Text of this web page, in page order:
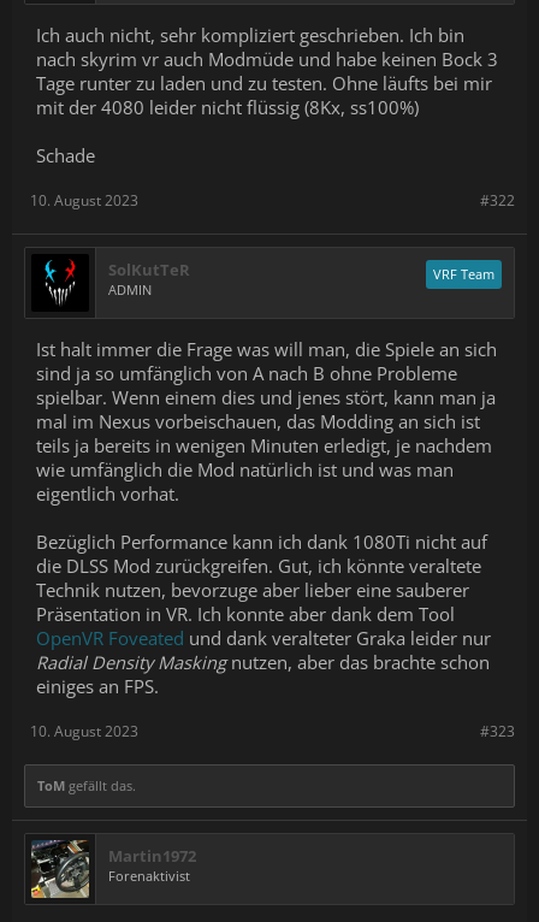
Ich auch nicht, sehr kompliziert geschrieben. Ich bin
nach skyrim vr auch Modmüde und habe keinen Bock 3
Tage runter zu laden und zu testen. Ohne läufts bei mir
mit der 4080 leider nicht flüssig (8Kx, ss100%)
Schade
#322
10. August 2023
SolKutTeR
ADMIN
VRF Team
Ist halt immer die Frage was will man, die Spiele an sich
sind ja so umfänglich von A nach B ohne Probleme
spielbar. Wenn einem dies und jenes stört, kann man ja
mal im Nexus vorbeischauen, das Modding an sich ist
teils ja bereits in wenigen Minuten erledigt, je nachdem
wie umfänglich die Mod natürlich ist und was man
eigentlich vorhat.
Bezüglich Performance kann ich dank 1080Ti nicht auf
die DLSS Mod zurückgreifen. Gut, ich könnte veraltete
Technik nutzen, bevorzuge aber lieber eine sauberer
Präsentation in VR. Ich konnte aber dank dem Tool
OpenVR Foveated und dank veralteter Graka leider nur
Radial Density Maskingnutzen, aber das brachte schon
einiges an FPS.
#323
10. August 2023
ToM gefällt das.
Martin1972
Forenaktivist